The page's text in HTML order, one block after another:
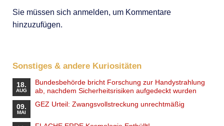
Sie müssen sich anmelden, um Kommentare
hinzuzufügen.
Sonstiges & andere Kuriositäten
18.
AUG
Bundesbehörde bricht Forschung zur Handystrahlung
ab, nachdem Sicherheitsrisiken aufgedeckt wurden
09.
MAI
GEZ Urteil: Zwangsvollstreckung unrechtmäßig